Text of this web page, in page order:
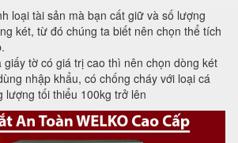
loại tài sản mà bạn cất giữ và số lượng
két, từ đó chúng ta biết nên chọn thể tích
tờ có giá trị cao thì nên chọn dòng két
nhập khẩu, có chống cháy với loại cá
lượng tối thiểu 100kg trở lên